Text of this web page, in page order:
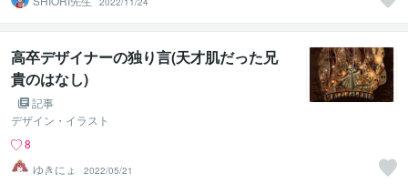
高卒デザイナーの独り言(天才肌だった兄
貴のはなし)
記事
デザイン・イラスト
8
ゆきにょ
2022/05/21